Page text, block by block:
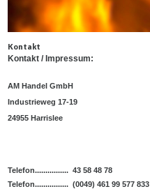
Kontakt
Kontakt / Impressum:
AM Handel GmbH
Industrieweg 17-19
24955 Harrislee
Telefon................ 43 58 48 78
Telefon................ (0049) 461 99 577 833